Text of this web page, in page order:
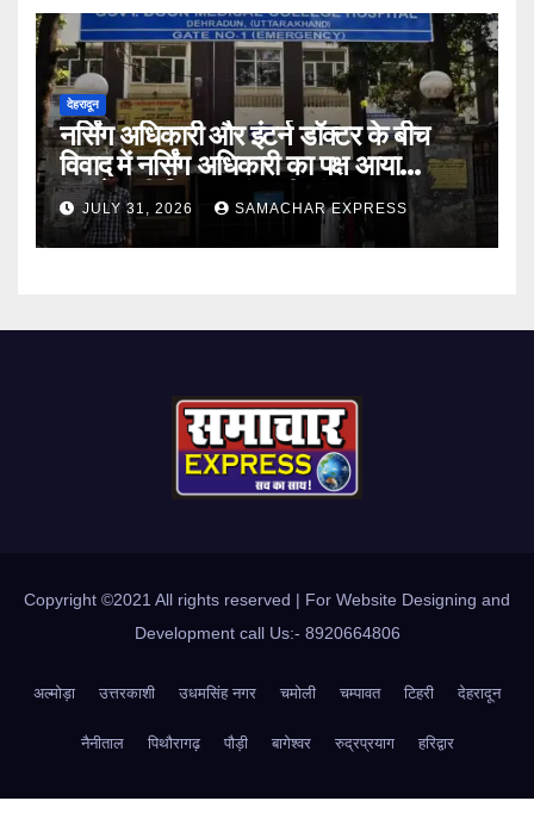
देहरादून
नर्सिंग अधिकारी और इंटर्न डॉक्टर के बीच
विवाद में नर्सिंग अधिकारी का पक्ष आया
सामने,करी निष्पक्ष जांच की मांग
JULY 31, 2026 SAMACHAR EXPRESS
Copyright ©2021 All rights reserved | For Website Designing and
Development call Us:- 8920664806
अल्मोड़ा उत्तरकाशी उधमसिंह नगर चमोली चम्पावत टिहरी देहरादून
नैनीताल पिथौरागढ़ पौड़ी बागेश्वर रुद्रप्रयाग हरिद्वार